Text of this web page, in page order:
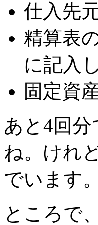
仕入先
精算表
に記入
固定資
あと4回
ね。けれ
でいます
ところで